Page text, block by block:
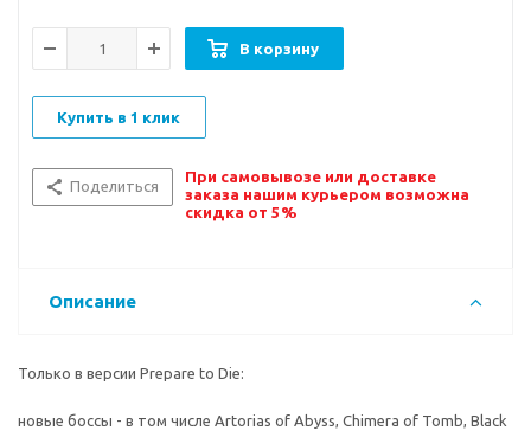
В корзину
Купить в 1 клик
Поделиться
При самовывозе или доставке
заказа нашим курьером возможна
скидка от 5%
Описание
Только в версии Prepare to Die:
новые боссы - в том числе Artorias of Abyss, Chimera of Tomb, Black